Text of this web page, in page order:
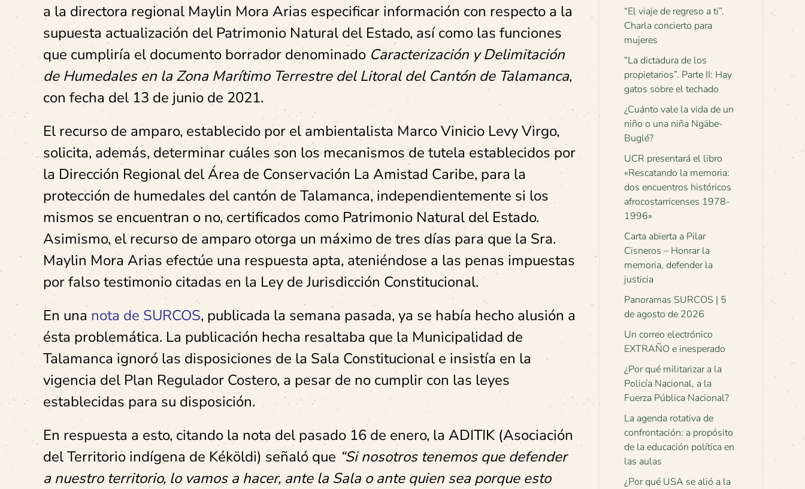
a la directora regional Maylin Mora Arias especificar información con respecto a la
supuesta actualización del Patrimonio Natural del Estado, así como las funciones
que cumpliría el documento borrador denominado Caracterización y Delimitación
de Humedales en la Zona Marítimo Terrestre del Litoral del Cantón de Talamanca,
con fecha del 13 de junio de 2021.
El recurso de amparo, establecido por el ambientalista Marco Vinicio Levy Virgo,
solicita, además, determinar cuáles son los mecanismos de tutela establecidos por
la Dirección Regional del Área de Conservación La Amistad Caribe, para la
protección de humedales del cantón de Talamanca, independientemente si los
mismos se encuentran o no, certificados como Patrimonio Natural del Estado.
Asimismo, el recurso de amparo otorga un máximo de tres días para que la Sra.
Maylin Mora Arias efectúe una respuesta apta, ateniéndose a las penas impuestas
por falso testimonio citadas en la Ley de Jurisdicción Constitucional.
En una nota de SURCOS, publicada la semana pasada, ya se había hecho alusión a
ésta problemática. La publicación hecha resaltaba que la Municipalidad de
Talamanca ignoró las disposiciones de la Sala Constitucional e insistía en la
vigencia del Plan Regulador Costero, a pesar de no cumplir con las leyes
establecidas para su disposición.
En respuesta a esto, citando la nota del pasado 16 de enero, la ADITIK (Asociación
del Territorio indígena de Kéköldi) señaló que “Si nosotros tenemos que defender
a nuestro territorio, lo vamos a hacer, ante la Sala o ante quien sea porque esto
“El viaje de regreso a ti”.
Charla concierto para
mujeres
“La dictadura de los
propietarios”. Parte II: Hay
gatos sobre el techado
¿Cuánto vale la vida de un
niño o una niña Ngäbe-
Buglé?
UCR presentará el libro
«Rescatando la memoria:
dos encuentros históricos
afrocostarricenses 1978-
1996»
Carta abierta a Pilar
Cisneros – Honrar la
memoria, defender la
justicia
Panoramas SURCOS | 5
de agosto de 2026
Un correo electrónico
EXTRAÑO e inesperado
¿Por qué militarizar a la
Policía Nacional, a la
Fuerza Pública Nacional?
La agenda rotativa de
confrontación: a propósito
de la educación política en
las aulas
¿Por qué USA se alió a la